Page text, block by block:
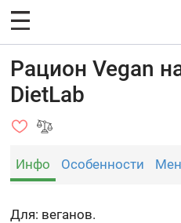
Рацион Vegan
DietLab
Инфо Особенности
Для: веганов.